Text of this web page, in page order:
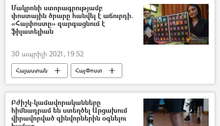
Հայաստանի Հանրապետական կուսակցություն (ՀՀԿ)
Սերժ Սարգսյան
Մակրոնի ստորագրությամբ
փոստային ծրարը հանվել է աճուրդի.
«Հայփոստը» զարգացնում է
ֆիլատելիան
30 ապրիլի 2021, 19:52
Հայաստան
ՀայՓոստ
Էմանուել Մակրոն
նամականիշ
աճուրդ
Բժիշկ-կամավորականները
հիմնադրամ են ստեղծել Արցախում
վիրավորված զինվորներին օգնելու